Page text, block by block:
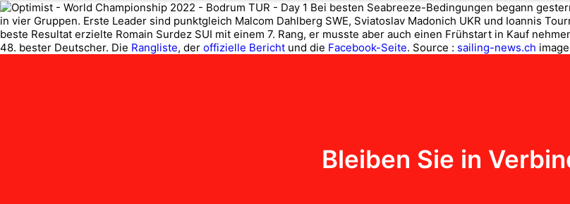
Bei besten Seabreeze-Bedingungen begann
in vier Gruppen. Erste Leader sind punktgleich Malcom Dahlberg SWE, Sviatoslav Madonich UKR und Ioannis
beste Resultat erzielte Romain Surdez SUI mit einem 7. Rang, er musste aber auch einen Frühstart in Kauf
48. bester Deutscher. Die Rangliste, der offizielle Bericht und die Facebook-Seite. Source : sailing-news.ch
Bleiben Sie in